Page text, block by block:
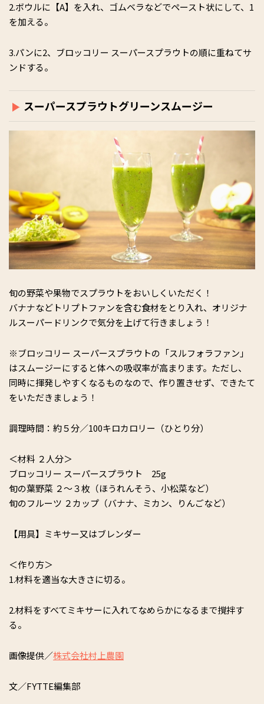
2.ボウルに【A】を入れ、ゴムベラなどでペースト状にして、1
を加える。
3.パンに2、ブロッコリー スーパースプラウトの順に重ねてサ
ンドする。
スーパースプラウトグリーンスムージー
旬の野菜や果物でスプラウトをおいしくいただく！
バナナなどトリプトファンを含む食材をとり入れ、オリジナ
ルスーパードリンクで気分を上げて行きましょう！
※ブロッコリー スーパースプラウトの「スルフォラファン」
はスムージーにすると体への吸収率が高まります。ただし、
同時に揮発しやすくなるものなので、作り置きせず、できたて
をいただきましょう！
調理時間：約５分／100キロカロリー（ひとり分）
＜材料 ２人分＞
ブロッコリー スーパースプラウト 25g
旬の葉野菜 ２～３枚（ほうれんそう、小松菜など）
旬のフルーツ ２カップ（バナナ、ミカン、りんごなど）
【用具】ミキサー又はブレンダー
＜作り方＞
1.材料を適当な大きさに切る。
2.材料をすべてミキサーに入れてなめらかになるまで撹拌す
る。
画像提供／株式会社村上農園
文／FYTTE編集部